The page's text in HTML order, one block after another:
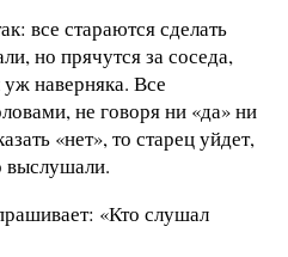
все стараются сделать
но прячутся за соседа,
наверняка. Все
не говоря ни «да» ни
«нет», то старец уйдет,
выслушали.
«Кто слушал